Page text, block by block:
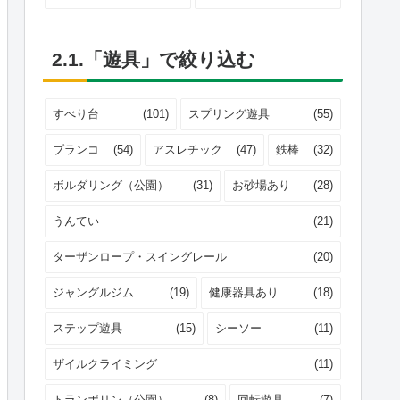
2.1.「遊具」で絞り込む
すべり台 (101) スプリング遊具 (55)
ブランコ (54) アスレチック (47) 鉄棒 (32)
ボルダリング（公園） (31) お砂場あり (28)
うんてい (21)
ターザンロープ・スイングレール (20)
ジャングルジム (19) 健康器具あり (18)
ステップ遊具 (15) シーソー (11)
ザイルクライミング (11)